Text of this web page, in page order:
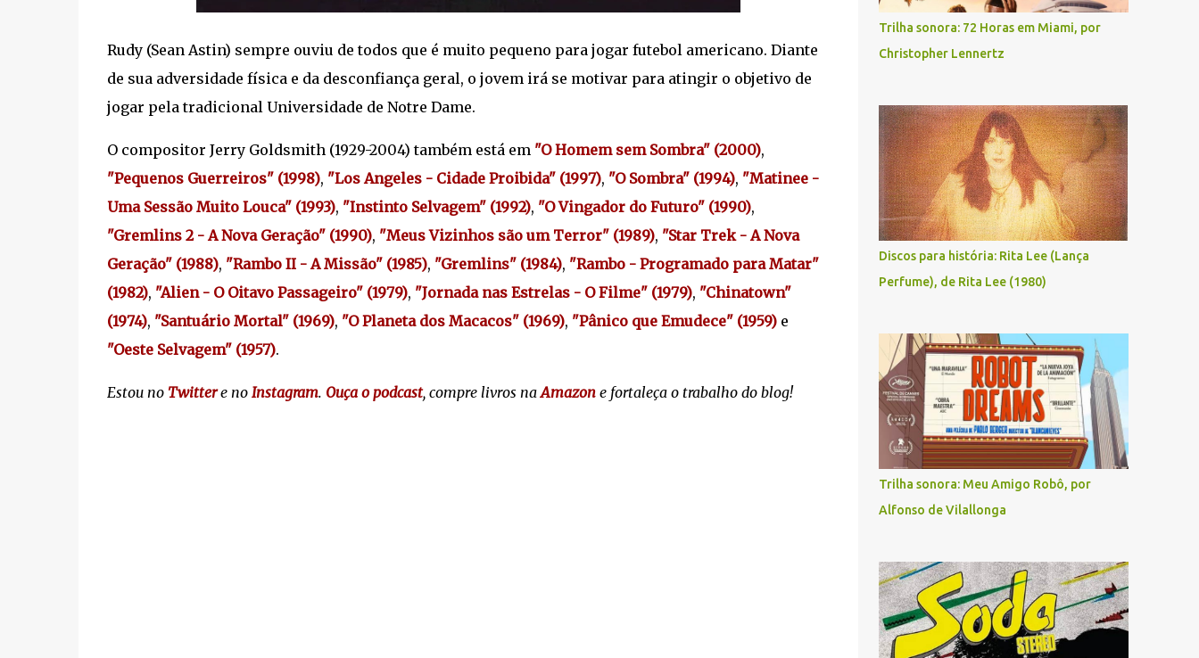
Rudy (Sean Astin) sempre ouviu de todos que é muito pequeno para jogar futebol americano. Diante
de sua adversidade física e da desconfiança geral, o jovem irá se motivar para atingir o objetivo de
jogar pela tradicional Universidade de Notre Dame.
O compositor Jerry Goldsmith (1929-2004) também está em "O Homem sem Sombra" (2000),
"Pequenos Guerreiros" (1998), "Los Angeles - Cidade Proibida" (1997), "O Sombra" (1994), "Matinee -
Uma Sessão Muito Louca" (1993), "Instinto Selvagem" (1992), "O Vingador do Futuro" (1990),
"Gremlins 2 - A Nova Geração" (1990), "Meus Vizinhos são um Terror" (1989), "Star Trek - A Nova
Geração" (1988), "Rambo II - A Missão" (1985), "Gremlins" (1984), "Rambo - Programado para Matar"
(1982), "Alien - O Oitavo Passageiro" (1979), "Jornada nas Estrelas - O Filme" (1979), "Chinatown"
(1974), "Santuário Mortal" (1969), "O Planeta dos Macacos" (1969), "Pânico que Emudece" (1959)e
"Oeste Selvagem" (1957).
Estou no Twittere no Instagram. Ouça o podcast, compre livros naAmazone fortaleça o trabalho do blog!
Trilha sonora: 72 Horas em Miami, por
Christopher Lennertz
Discos para história: Rita Lee (Lança
Perfume), de Rita Lee (1980)
Trilha sonora: Meu Amigo Robô, por
Alfonso de Vilallonga